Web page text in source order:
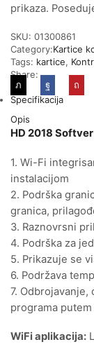
prikaza.
SKU: 01300861
Category:Kartice
Tags: kartice,
Share:
Specifikacija
Opis
HD 2018
1. Wi-Fi
instalacijom
2. Podrška
granica,
3. Raznovrsni
4. Podrška za
5. Prikazuje se
6. Podržava
7.
programa
WiFi aplikacija: